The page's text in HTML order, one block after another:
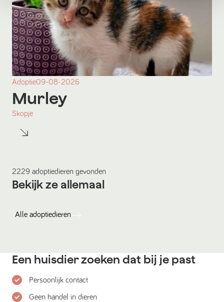
Adoptie09-08-2026
Murley
Skopje
2229 adoptiedieren gevonden
Bekijk ze allemaal
Alle adoptiedieren
Een huisdier zoeken dat bij je past
Persoonlijk contact
Geen handel in dieren